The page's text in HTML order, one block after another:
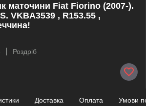
маточини Fiat Fiorino (2007-).
VKBA3539 , R153.55 ,
Роздріб
Доставка Оплата Умови